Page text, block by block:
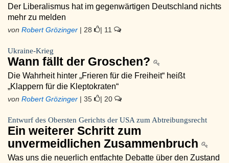
Der Liberalismus hat im gegenwärtigen Deutschland nichts
mehr zu melden
von Robert Grözinger | 28 | 11
Ukraine-Krieg
Wann fällt der Groschen?
Die Wahrheit hinter „Frieren für die Freiheit“ heißt
„Klappern für die Kleptokraten“
von Robert Grözinger | 35 | 20
Entwurf des Obersten Gerichts der USA zum Abtreibungsrecht
Ein weiterer Schritt zum
unvermeidlichen Zusammenbruch
Was uns die neuerlich entfachte Debatte über den Zustand